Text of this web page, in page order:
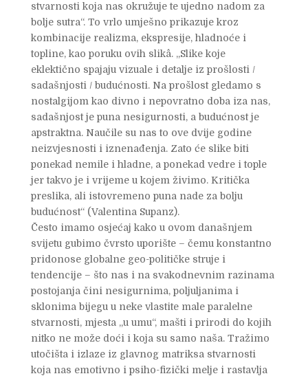
stvarnosti koja nas okružuje te ujedno nadom za
bolje sutra“. To vrlo umješno prikazuje kroz
kombinacije realizma, ekspresije, hladnoće i
topline, kao poruku ovih slikâ. „Slike koje
eklektično spajaju vizuale i detalje iz prošlosti /
sadašnjosti / budućnosti. Na prošlost gledamo s
nostalgijom kao divno i nepovratno doba iza nas,
sadašnjost je puna nesigurnosti, a budućnost je
apstraktna. Naučile su nas to ove dvije godine
neizvjesnosti i iznenađenja. Zato će slike biti
ponekad nemile i hladne, a ponekad vedre i tople
jer takvo je i vrijeme u kojem živimo. Kritička
preslika, ali istovremeno puna nade za bolju
budućnost“ (Valentina Supanz).
Često imamo osjećaj kako u ovom današnjem
svijetu gubimo čvrsto uporište – čemu konstantno
pridonose globalne geo-političke struje i
tendencije – što nas i na svakodnevnim razinama
postojanja čini nesigurnima, poljuljanima i
sklonima bijegu u neke vlastite male paralelne
stvarnosti, mjesta „u umu“, mašti i prirodi do kojih
nitko ne može doći i koja su samo naša. Tražimo
utočišta i izlaze iz glavnog matriksa stvarnosti
koja nas emotivno i psiho-fizički melje i rastavlja